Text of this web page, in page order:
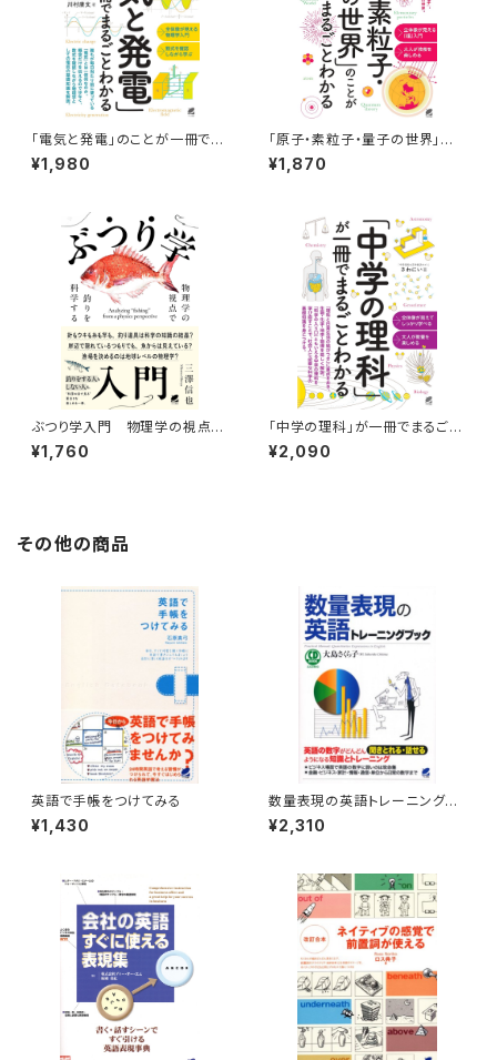
「電気と発電」のことが一冊でま
るごとわかる
¥1,980
「原子・素粒子・量子の世界」の
ことが一冊でまるごとわかる
¥1,870
ぶつり学入門 物理学の視点で
釣りを科学する
¥1,760
「中学の理科」が一冊でまるごと
わかる
¥2,090
その他の商品
英語で手帳をつけてみる
¥1,430
数量表現の英語トレーニングブ
ック CD BOOK
¥2,310